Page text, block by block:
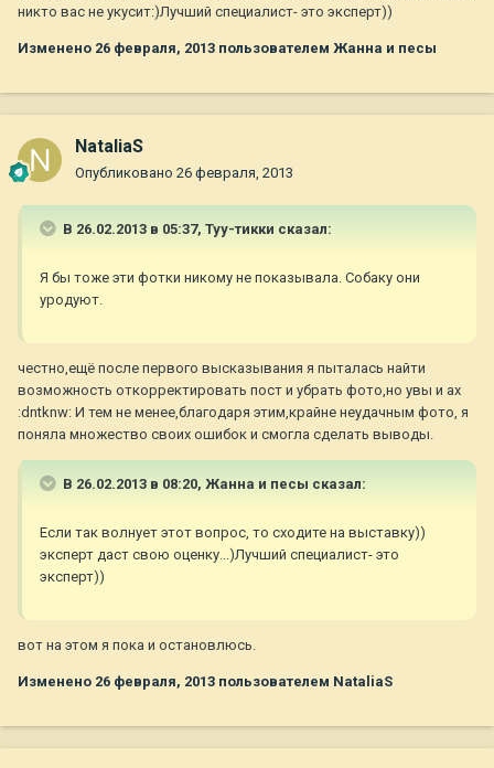
никто вас не укусит:)Лучший специалист- это эксперт))
Изменено 26 февраля, 2013 пользователем Жанна и песы
NataliaS
Опубликовано 26 февраля, 2013
В 26.02.2013 в 05:37, Туу-тикки сказал:
Я бы тоже эти фотки никому не показывала. Собаку они
уродуют.
честно,ещё после первого высказывания я пыталась найти
возможность откорректировать пост и убрать фото,но увы и ах
:dntknw: И тем не менее,благодаря этим,крайне неудачным фото, я
поняла множество своих ошибок и смогла сделать выводы.
В 26.02.2013 в 08:20, Жанна и песы сказал:
Если так волнует этот вопрос, то сходите на выставку))
эксперт даст свою оценку...)Лучший специалист- это
эксперт))
вот на этом я пока и остановлюсь.
Изменено 26 февраля, 2013 пользователем NataliaS